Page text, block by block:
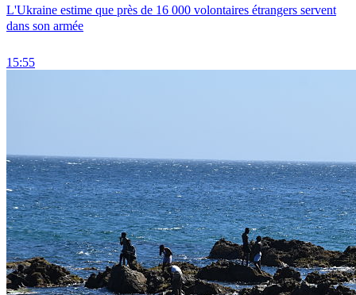
L'Ukraine estime que près de 16 000 volontaires étrangers servent
dans son armée
15:55